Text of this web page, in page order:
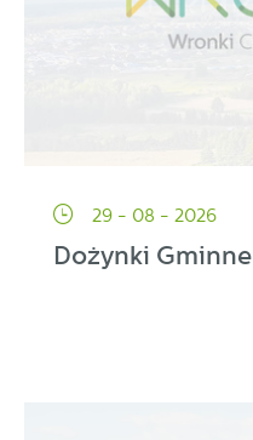
29 - 08 - 2026
Dożynki Gminne